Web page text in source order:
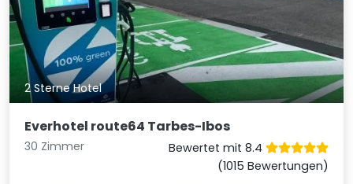
2 Sterne Hotel
Everhotel route64 Tarbes-Ibos
30 Zimmer
Bewertet mit 8.4
(1015 Bewertungen)